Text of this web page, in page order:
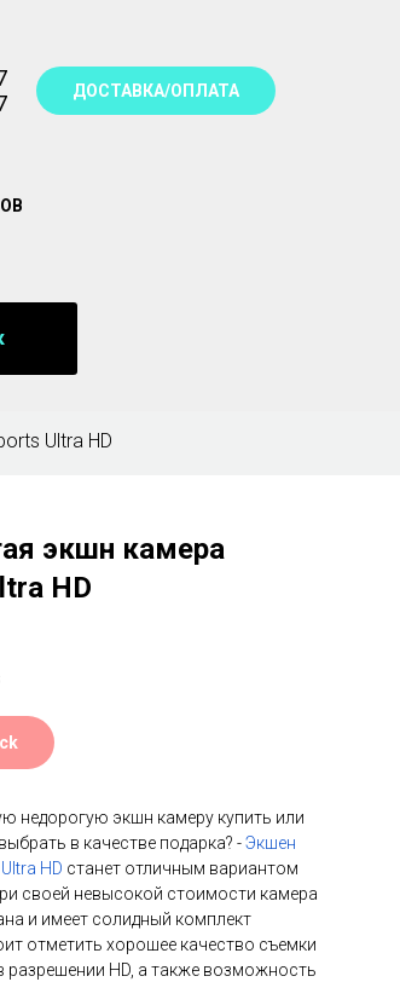
ДОСТАВКА/ОПЛАТА
Ultra HD
экшн камера
HD
недорогую экшн камеру купить или
в качестве подарка? -Экшен
HD станет отличным вариантом
своей невысокой стоимости камера
и имеет солидный комплект
отметить хорошее качество съемки
разрешении HD, а также возможность